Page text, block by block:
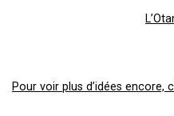
Pour voir plus d’idées encore,